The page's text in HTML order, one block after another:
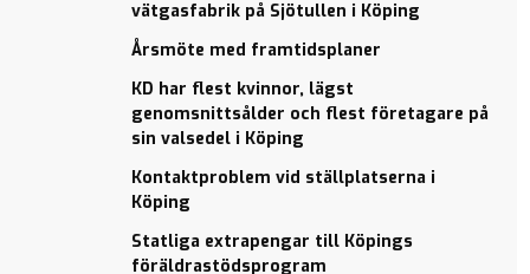
Vilken
kontroll har
kommun av
sin
konstsamling?
Närproducerade
livsmedel i
Köpings
offentliga
Sammanfattande
programpunkter
kommun 2019-
2022
vår
valfond
Köping
vätgasfabrik på Sjötullen i Köping
Årsmöte med framtidsplaner
KD har flest kvinnor, lägst
genomsnittsålder och flest företagare på
sin valsedel i Köping
Kontaktproblem vid ställplatserna i
Köping
Statliga extrapengar till Köpings
föräldrastödsprogram
många
nya
Vårt initiativ
ger 12
extra till
Köpings
äldreomsorg